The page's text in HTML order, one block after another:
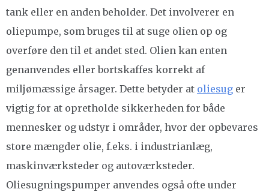
tank eller en anden beholder. Det involverer en
oliepumpe, som bruges til at suge olien op og
overføre den til et andet sted. Olien kan enten
genanvendes eller bortskaffes korrekt af
miljømæssige årsager. Dette betyder at oliesug er
vigtig for at opretholde sikkerheden for både
mennesker og udstyr i områder, hvor der opbevares
store mængder olie, f.eks. i industrianlæg,
maskinværksteder og autoværksteder.
Oliesugningspumper anvendes også ofte under